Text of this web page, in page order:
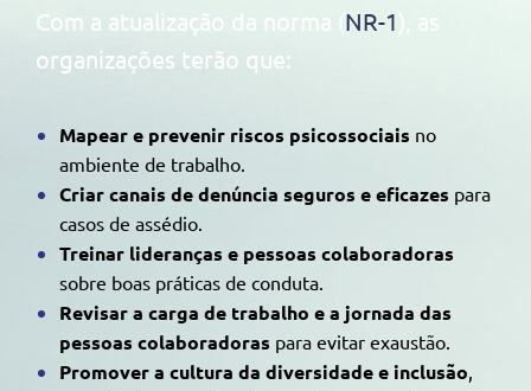
Com a atualização da norma (NR-1), as
organizações terão que:
Mapear e prevenir riscos psicossociais no
ambiente de trabalho.
Criar canais de denúncia seguros e eficazes para
casos de assédio.
Treinar lideranças e pessoas colaboradoras
sobre boas práticas de conduta.
Revisar a carga de trabalho e a jornada das
pessoas colaboradoras para evitar exaustão.
Promover a cultura da diversidade e inclusão